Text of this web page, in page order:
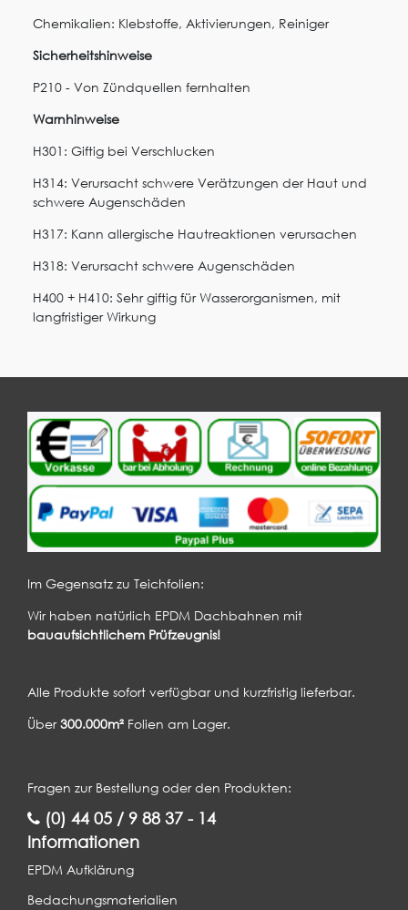
Chemikalien: Klebstoffe, Aktivierungen, Reiniger
Sicherheitshinweise
P210 - Von Zündquellen fernhalten
Warnhinweise
H301: Giftig bei Verschlucken
H314: Verursacht schwere Verätzungen der Haut und
schwere Augenschäden
H317: Kann allergische Hautreaktionen verursachen
H318: Verursacht schwere Augenschäden
H400 + H410: Sehr giftig für Wasserorganismen, mit
langfristiger Wirkung
Im Gegensatz zu Teichfolien:
Wir haben natürlich EPDM Dachbahnen mit
bauaufsichtlichem Prüfzeugnis!
Alle Produkte sofort verfügbar und kurzfristig lieferbar.
Über300.000m² Folien am Lager.
Fragen zur Bestellung oder den Produkten:
(0) 44 05 / 9 88 37 - 14
Informationen
EPDM Aufklärung
Bedachungsmaterialien